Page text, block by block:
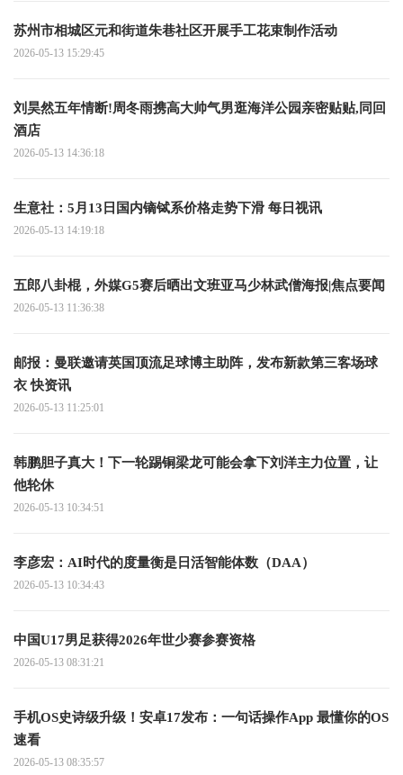
苏州市相城区元和街道朱巷社区开展手工花束制作活动
2026-05-13 15:29:45
刘昊然五年情断!周冬雨携高大帅气男逛海洋公园亲密贴贴,同回
酒店
2026-05-13 14:36:18
生意社：5月13日国内镝铽系价格走势下滑 每日视讯
2026-05-13 14:19:18
五郎八卦棍，外媒G5赛后晒出文班亚马少林武僧海报|焦点要闻
2026-05-13 11:36:38
邮报：曼联邀请英国顶流足球博主助阵，发布新款第三客场球
衣 快资讯
2026-05-13 11:25:01
韩鹏胆子真大！下一轮踢铜梁龙可能会拿下刘洋主力位置，让
他轮休
2026-05-13 10:34:51
李彦宏：AI时代的度量衡是日活智能体数（DAA）
2026-05-13 10:34:43
中国U17男足获得2026年世少赛参赛资格
2026-05-13 08:31:21
手机OS史诗级升级！安卓17发布：一句话操作App 最懂你的OS
速看
2026-05-13 08:35:57